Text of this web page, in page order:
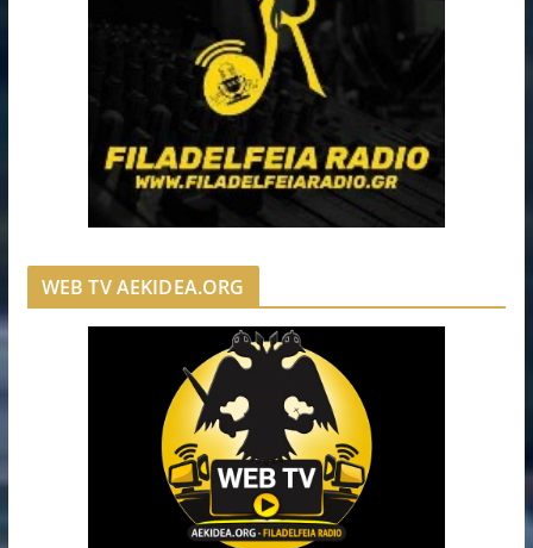
WEB TV AEKIDEA.ORG